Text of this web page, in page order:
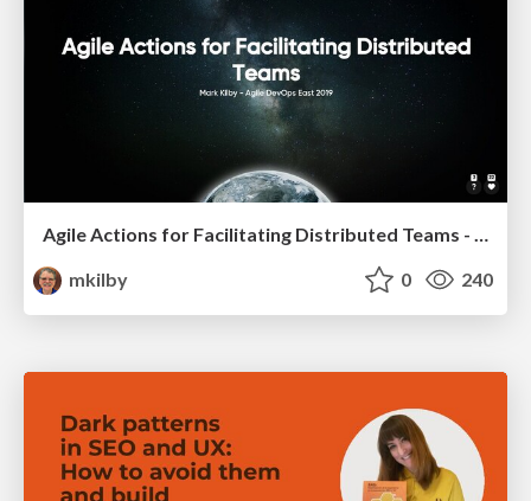
Agile Actions for Facilitating Distributed Teams - ADO2019
mkilby
0 240